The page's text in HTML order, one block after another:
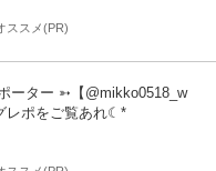
ススメ(PR)
ーター ➳【@mikko0518_w
レポをご覧あれ☾*